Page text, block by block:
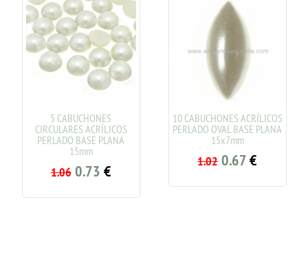
5 CABUCHONES
CIRCULARES ACRÍLICOS
PERLADO BASE PLANA
15mm
1.06 0.73€
10 CABUCHONES ACRÍLICOS
PERLADO OVAL BASE PLANA
15x7mm
1.02 0.67€